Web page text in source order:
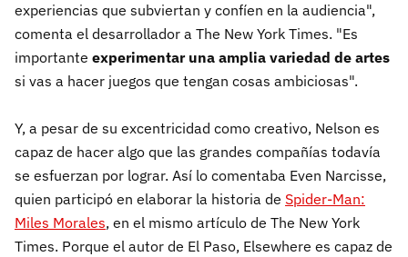
experiencias que subviertan y confíen en la audiencia",
comenta el desarrollador a The New York Times. "Es
importante experimentar una amplia variedad de artes
si vas a hacer juegos que tengan cosas ambiciosas".
Y, a pesar de su excentricidad como creativo, Nelson es
capaz de hacer algo que las grandes compañías todavía
se esfuerzan por lograr. Así lo comentaba Even Narcisse,
quien participó en elaborar la historia de Spider-Man:
Miles Morales, en el mismo artículo de The New York
Times. Porque el autor de El Paso, Elsewhere es capaz de